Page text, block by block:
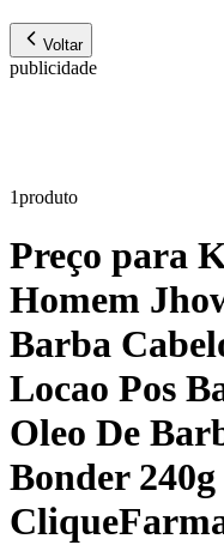
Voltar
publicidade
1produto
Preço para
Homem
Barba
Locao Pos
Oleo De
Bonder 240g